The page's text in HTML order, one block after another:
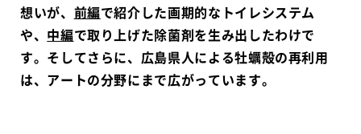
想いが、 前編で紹介した画期的なトイレシステム
や、 中編で取り上げた除菌剤を生み出したわけで
す。そしてさらに、広島県人による牡蠣殻の再利用
は、アートの分野にまで広がっています。